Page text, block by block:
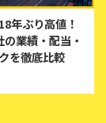
年ぶり高値！
業績・配当・
を徹底比較